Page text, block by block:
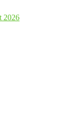
2026